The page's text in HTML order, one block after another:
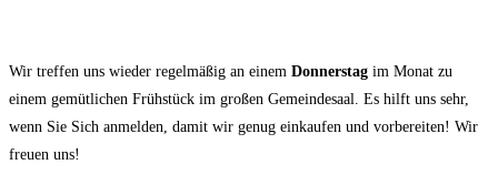
Wir treffen uns wieder regelmäßig an einem Donnerstag im Monat zu
einem gemütlichen Frühstück im großen Gemeindesaal. Es hilft uns sehr,
wenn Sie Sich anmelden, damit wir genug einkaufen und vorbereiten! Wir
freuen uns!